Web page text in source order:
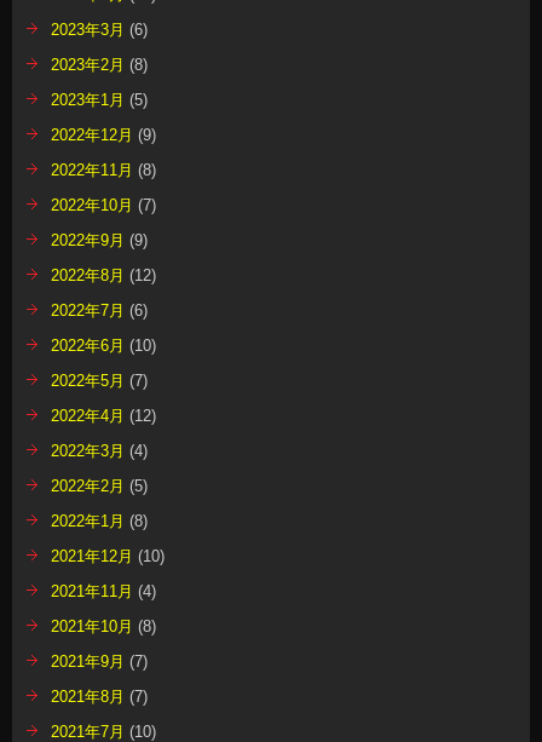
2023年3月 (6)
2023年2月 (8)
2023年1月 (5)
2022年12月 (9)
2022年11月 (8)
2022年10月 (7)
2022年9月 (9)
2022年8月 (12)
2022年7月 (6)
2022年6月 (10)
2022年5月 (7)
2022年4月 (12)
2022年3月 (4)
2022年2月 (5)
2022年1月 (8)
2021年12月 (10)
2021年11月 (4)
2021年10月 (8)
2021年9月 (7)
2021年8月 (7)
2021年7月 (10)